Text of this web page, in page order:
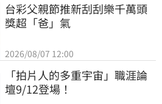
台彩父親節推新刮刮樂千萬頭
獎超「爸」氣
2026/08/07 12:00
「拍片人的多重宇宙」職涯論
壇9/12登場！